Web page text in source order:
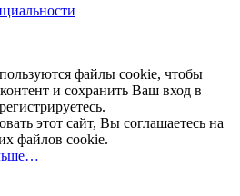
файлы cookie, чтобы
и сохранить Ваш вход в
этот сайт, Вы соглашаетесь на
файлов cookie.